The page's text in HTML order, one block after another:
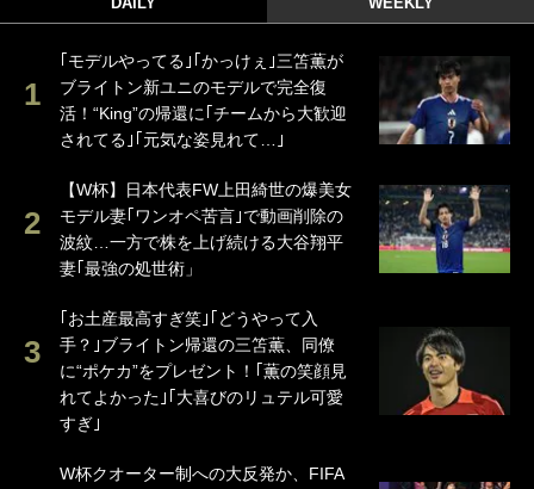
｢モデルやってる｣｢かっけぇ｣三笘薫が
ブライトン新ユニのモデルで完全復
活！“King”の帰還に｢チームから大歓迎
されてる｣｢元気な姿見れて…｣
【W杯】日本代表FW上田綺世の爆美女
モデル妻｢ワンオペ苦言｣で動画削除の
波紋…一方で株を上げ続ける大谷翔平
妻｢最強の処世術」
｢お土産最高すぎ笑｣｢どうやって入
手？｣ブライトン帰還の三笘薫、同僚
に“ポケカ”をプレゼント！｢薫の笑顔見
れてよかった｣｢大喜びのリュテル可愛
すぎ｣
W杯クオーター制への大反発か、FIFA